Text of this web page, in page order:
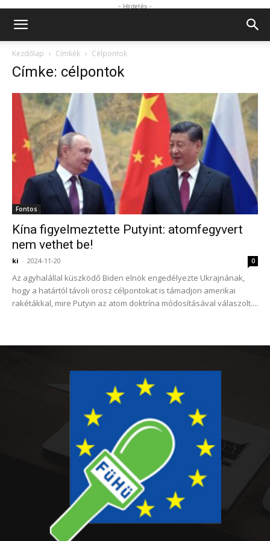
- Hirdetés -
Kezdőlap Címkék Célpontok
Címke: célpontok
Fontos
Kína figyelmeztette Putyint: atomfegyvert
nem vethet be!
ki - 2024-11-20 0
Az agyhalállal küszködő Biden elnök engedélyezte Ukrajnának,
hogy a határtól távoli orosz célpontokat is támadjon amerikai
rakétákkal, mire Putyin az atom doktrína módosításával válaszolt....